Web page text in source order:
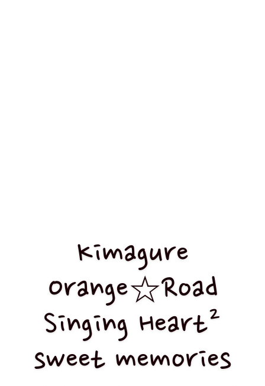
Kimagure
Orange☆Road
Singing Heart²
sweet memories